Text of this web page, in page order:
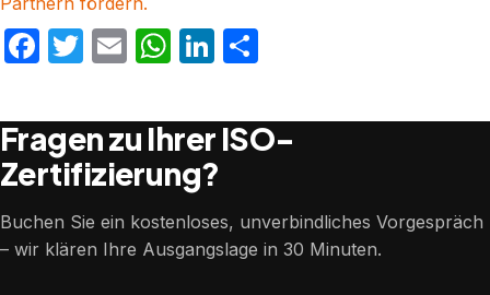
Facebook
Twitter
EmailWhatsApp
LinkedIn
Fragen zu Ihrer ISO-
Zertifizierung?
Buchen Sie ein kostenloses, unverbindliches Vorgespräch
– wir klären Ihre Ausgangslage in 30 Minuten.